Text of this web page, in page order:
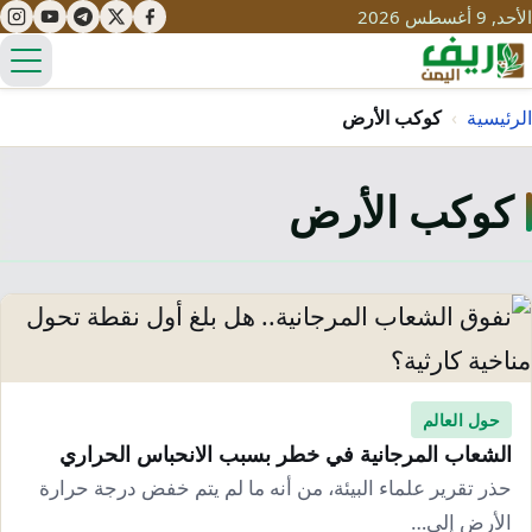
الأحد, 9 أغسطس 2026
تعليم
صحة
مياه
قصص نجاح
مبادرات
سياحة
تراث
ثقافة
التغير المناخي
محميات
التلوث
تحديات
حلول
نساء
الرئيسية › كوكب الأرض
كوكب الأرض
حول العالم
الشعاب المرجانية في خطر بسبب الانحباس الحراري
حذر تقرير علماء البيئة، من أنه ما لم يتم خفض درجة حرارة
الأرض إلى…